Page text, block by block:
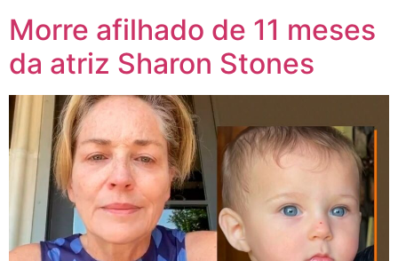
Morre afilhado de 11 meses
da atriz Sharon Stones